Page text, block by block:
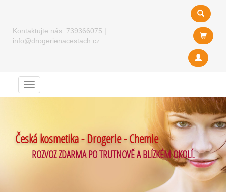
Kontaktujte nás: 739366075 |
info@drogerienacestach.cz
Menu
Česká kosmetika - Drogerie - Chemie
ROZVOZ ZDARMA PO TRUTNOVĚ A BLÍZKÉM OKOLÍ.